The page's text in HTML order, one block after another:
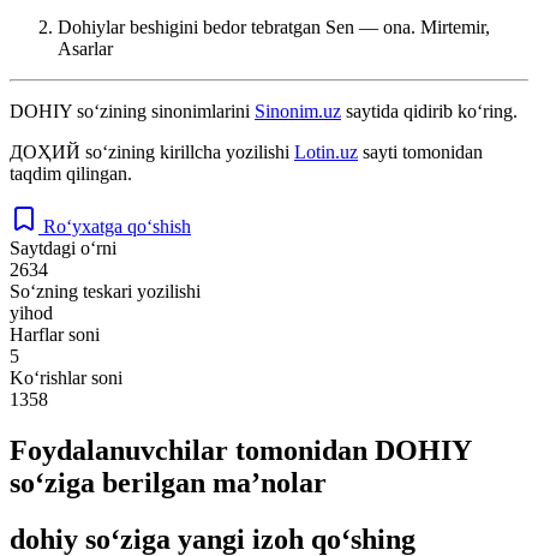
Dohiylar beshigini bedor tebratgan Sen — ona. Mirtemir,
Asarlar
DOHIY so‘zining sinonimlarini Sinonim.uz saytida qidirib ko‘ring.
ДОҲИЙ so‘zining kirillcha yozilishi Lotin.uz sayti tomonidan
taqdim qilingan.
Ro‘yxatga qo‘shish
Saytdagi o‘rni
2634
So‘zning teskari yozilishi
yihod
Harflar soni
5
Ko‘rishlar soni
1358
Foydalanuvchilar tomonidan DOHIY
so‘ziga berilgan ma’nolar
dohiy so‘ziga yangi izoh qo‘shing